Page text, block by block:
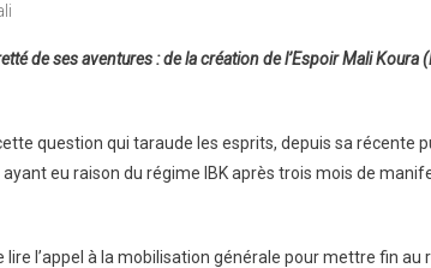
de ses aventures : de la création de l’Espoir Mali Koura
question qui taraude les esprits, depuis sa récente
ayant eu raison du régime IBK après trois mois de
lire l’appel à la mobilisation générale pour mettre fin